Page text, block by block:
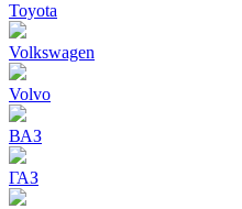
Toyota
Volkswagen
Volvo
ВАЗ
ГАЗ